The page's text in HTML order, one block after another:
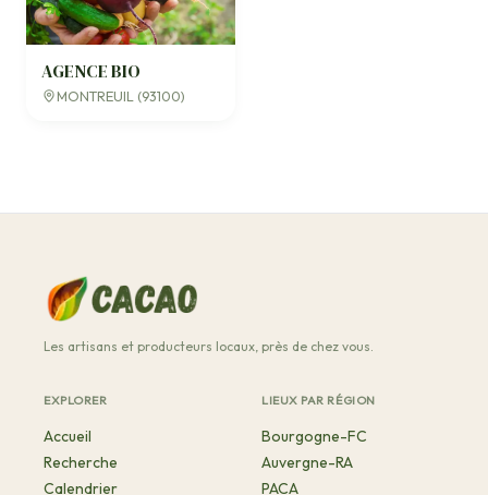
AGENCE BIO
MONTREUIL (93100)
Les artisans et producteurs locaux, près de chez vous.
EXPLORER
Accueil
Recherche
Calendrier
LIEUX PAR RÉGION
Bourgogne-FC
Auvergne-RA
PACA